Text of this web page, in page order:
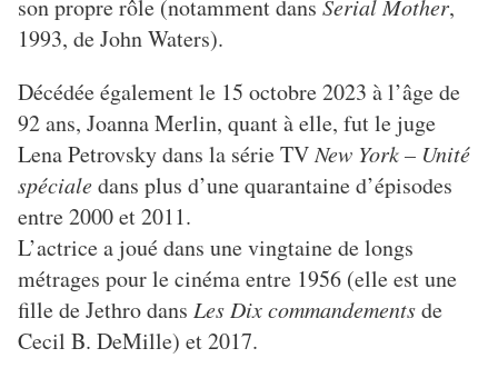
son propre rôle (notamment dans Serial Mother,
1993, de John Waters).
Décédée également le 15 octobre 2023 à l’âge de
92 ans, Joanna Merlin, quant à elle, fut le juge
Lena Petrovsky dans la série TVNew York – Unité
spécialedans plus d’une quarantaine d’épisodes
entre 2000 et 2011.
L’actrice a joué dans une vingtaine de longs
métrages pour le cinéma entre 1956 (elle est une
fille de Jethro dans Les Dix commandementsde
Cecil B. DeMille) et 2017.